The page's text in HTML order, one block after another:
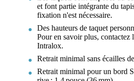
et font partie intégrante du
fixation n'est nécessaire.
Des hauteurs de taquet
Pour en savoir plus, contactez
Intralox.
Retrait minimal sans écailles
Retrait minimal pour un bord